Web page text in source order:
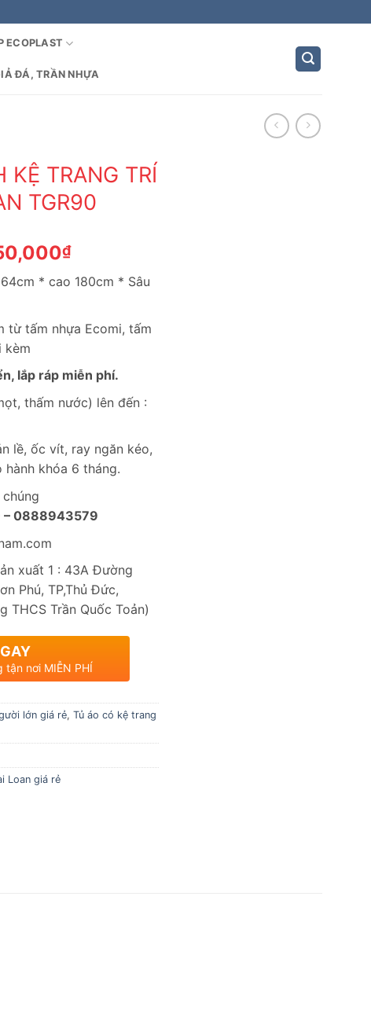
ECOPLAST
ĐÁ, TRẦN NHỰA
KỆ TRANG TRÍ
TGR90
₫Giá
hiện
tại
3,350,000₫.
* cao 180cm * Sâu
từ tấm nhựa Ecomi, tấm
kèm
lắp ráp miễn phí.
thấm nước) lên đến :
lề, ốc vít, ray ngăn kéo,
hành khóa 6 tháng.
0888943579
xuất 1 : 43A Đường
Phú, TP,Thủ Đức,
THCS Trần Quốc Toản)
tận nơi MIỄN PHÍ
lớn giá rẻ, Tủ áo có kệ trang
Loan giá rẻ